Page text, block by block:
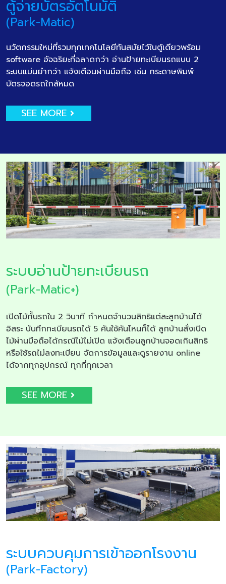
ตู้จ่ายบัตรอัตโนมัติ
(Park-Matic)
นวัตกรรมใหม่ที่รวมทุกเทคโนโลยีทันสมัยไว้ในตู้เดียวพร้อม
software อัจฉริยะที่ฉลาดกว่า อ่านป้ายทะเบียนรถแบบ 2
ระบบแม่นยำกว่า แจ้งเตือนผ่านมือถือ เช่น กระดาษพิมพ์
บัตรจอดรถใกล้หมด
SEE MORE
ระบบอ่านป้ายทะเบียนรถ
(Park-Matic+)
เปิดไม้กั้นรถใน 2 วินาที กำหนดจำนวนสิทธิแต่ละลูกบ้านได้
อิสระ บันทึกทะเบียนรถได้ 5 คันใช้คันไหนก็ได้ ลูกบ้านสั่งเปิด
ไม้ผ่านมือถือได้กรณีไม้ไม่เปิด แจ้งเตือนลูกบ้านจอดเกินสิทธิ
หรือใช้รถไม่ลงทะเบียน จัดการข้อมูลและดูรายงาน online
ได้จากทุกอุปกรณ์ ทุกที่ทุกเวลา
SEE MORE
ระบบควบคุมการเข้าออกโรงงาน
(Park-Factory)